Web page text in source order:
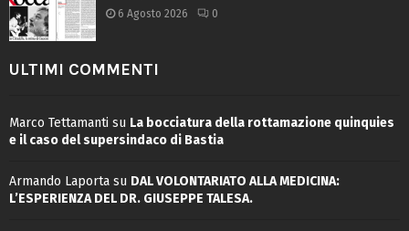
6 Agosto 2026 0
ULTIMI COMMENTI
Marco Tettamanti su La bocciatura della rottamazione quinquies
e il caso del supersindaco di Bastia
Armando Laporta su DAL VOLONTARIATO ALLA MEDICINA:
L’ESPERIENZA DEL DR. GIUSEPPE TALESA.